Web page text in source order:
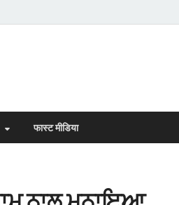
फास्ट मीडिया